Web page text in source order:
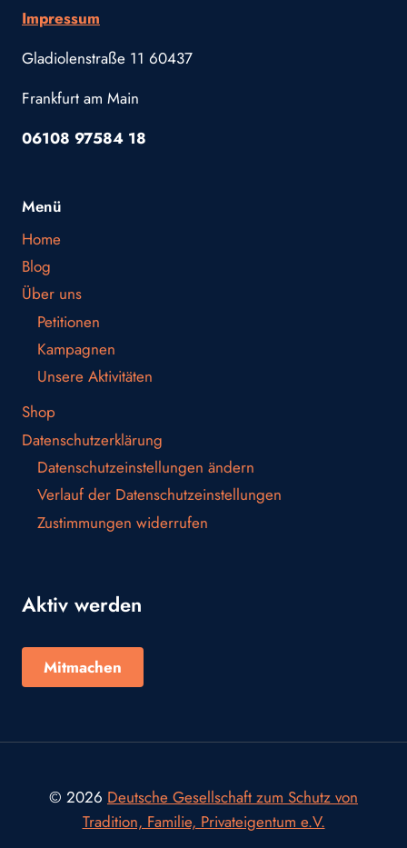
Impressum
Gladiolenstraße 11 60437
Frankfurt am Main
06108 97584 18
Menü
Home
Blog
Über uns
Petitionen
Kampagnen
Unsere Aktivitäten
Shop
Datenschutzerklärung
Datenschutzeinstellungen ändern
Verlauf der Datenschutzeinstellungen
Zustimmungen widerrufen
Aktiv werden
Mitmachen
© 2026 Deutsche Gesellschaft zum Schutz von
Tradition, Familie, Privateigentum e.V.